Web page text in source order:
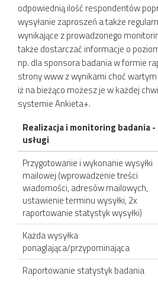
odpowiednią ilość respondentów
wysyłanie zaproszeń a także
wynikające z prowadzonego
także dostarczać informacje o
np. dla sponsora badania w formie
strony www z wynikami choć
iż na bieżąco możesz je w każdej
systemie Ankieta+.
Realizacja i monitoring badania -
usługi
Przygotowanie i wykonanie wysyłki
mailowej (wprowadzenie treści
wiadomości, adresów mailowych,
ustawienie terminu wysyłki, 2x
raportowanie statystyk wysyłki)
Każda wysyłka
ponaglająca/przypominająca
Raportowanie statystyk badania